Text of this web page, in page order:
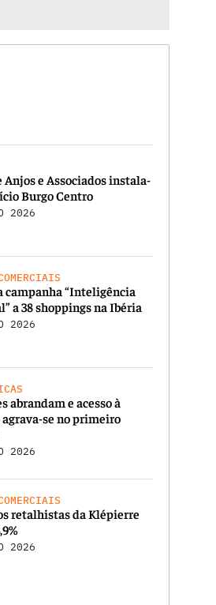
Anjos e Associados instala-
Burgo Centro
2026
campanha “Inteligência
a 38 shoppings na Ibéria
2026
abrandam e acesso à
se no primeiro
2026
retalhistas da Klépierre
2026